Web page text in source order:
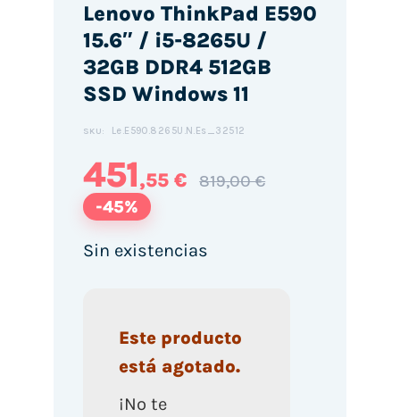
Lenovo ThinkPad E590
15.6″ / i5-8265U /
32GB DDR4 512GB
SSD Windows 11
SKU: Le.E590.8265U.N.Es_32512
451,55 € 819,00 €
-45%
Sin existencias
Este producto
está agotado.
¡No te